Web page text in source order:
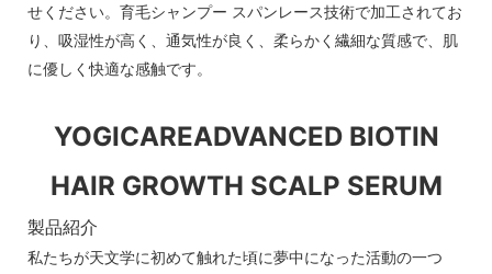
せください。育毛シャンプー スパンレース技術で加工されてお
り、吸湿性が高く、通気性が良く、柔らかく繊細な質感で、肌
に優しく快適な感触です。
YOGICAREADVANCED BIOTIN
HAIR GROWTH SCALP SERUM
製品紹介
私たちが天文学に初めて触れた頃に夢中になった活動の一つ